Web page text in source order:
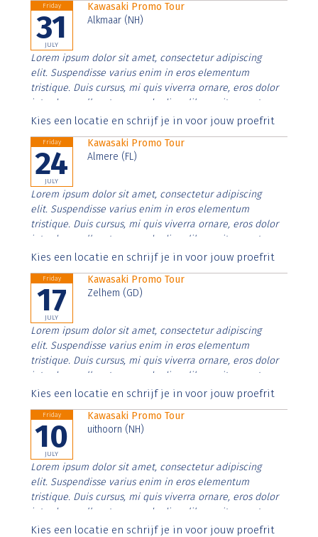
Friday
31
JULY
Kawasaki Promo Tour
Alkmaar (NH)
Lorem ipsum dolor sit amet, consectetur adipiscing
elit. Suspendisse varius enim in eros elementum
tristique. Duis cursus, mi quis viverra ornare, eros dolor
interdum nulla, ut commodo diam libero vitae erat.
Aenean faucibus nibh et justo cursus id rutrum lorem
Kies een locatie en schrijf je in voor jouw proefrit
Friday
24
JULY
Kawasaki Promo Tour
Almere (FL)
Lorem ipsum dolor sit amet, consectetur adipiscing
elit. Suspendisse varius enim in eros elementum
tristique. Duis cursus, mi quis viverra ornare, eros dolor
interdum nulla, ut commodo diam libero vitae erat.
Aenean faucibus nibh et justo cursus id rutrum lorem
Kies een locatie en schrijf je in voor jouw proefrit
Friday
17
JULY
Kawasaki Promo Tour
Zelhem (GD)
Lorem ipsum dolor sit amet, consectetur adipiscing
elit. Suspendisse varius enim in eros elementum
tristique. Duis cursus, mi quis viverra ornare, eros dolor
interdum nulla, ut commodo diam libero vitae erat.
Aenean faucibus nibh et justo cursus id rutrum lorem
Kies een locatie en schrijf je in voor jouw proefrit
Friday
10
JULY
Kawasaki Promo Tour
uithoorn (NH)
Lorem ipsum dolor sit amet, consectetur adipiscing
elit. Suspendisse varius enim in eros elementum
tristique. Duis cursus, mi quis viverra ornare, eros dolor
interdum nulla, ut commodo diam libero vitae erat.
Aenean faucibus nibh et justo cursus id rutrum lorem
Kies een locatie en schrijf je in voor jouw proefrit